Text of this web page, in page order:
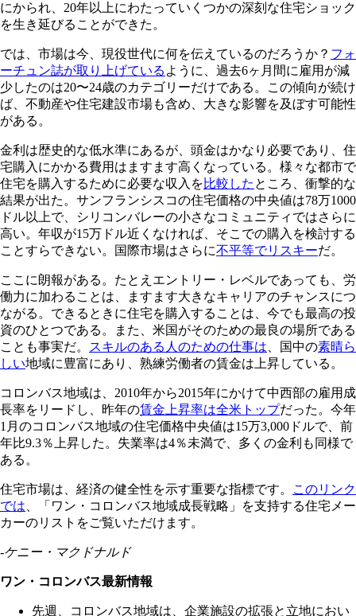
にかられ、20年以上にわたっていくつかの深刻な住宅ショック
を生き延びることができた。
では、市場は今、現役世代に何を伝えているのだろうか？ フォ
ーチュン誌が取り上げている ように、過去6ヶ月間に雇用が減
少したのは20〜24歳のカテゴリーだけである。この傾向が続け
ば、不動産や住宅建設市場も含め、大きな影響を及ぼす可能性
がある。
金利は歴史的な低水準にあるが、頭金はかなり必要であり、住
宅購入にかかる費用はますます高くなっている。様々な都市で
住宅を購入するために必要な収入を比較した ところ、衝撃的な
結果が出た。サンフランシスコの住宅価格の中央値は78万1000
ドル以上で、シリコンバレーの小さなコミュニティではさらに
高い。年収が15万ドル近くなければ、そこでの購入を検討する
ことすらできない。国際市場はさらに不平等でリスキーだ。
ここに朗報がある。たとえエントリー・レベルであっても、労
働力に加わることは、ますます大きなキャリアのチャンスにつ
ながる。できるときに住宅を購入することは、今でも最高の投
資のひとつである。また、米国がそのための最良の場所である
ことも事実だ。
スキルのある人のための仕事は 、国中の素晴ら
しい地域に豊富にあり、熟練労働者の賃金は上昇している。
コロンバス地域は、2010年から2015年にかけて中西部の雇用成
長率をリードし、昨年の賃金上昇率は全米トップだった。今年
1月のコロンバス地域の住宅価格中央値は15万3,000ドルで、前
年比9.3％上昇した。失業率は4％未満で、多くの金利も同様で
ある。
住宅市場は、経済の健全性を示す重要な指標です。
このリンク
では 、「ワン・コロンバス地域成長戦略」を支持する住宅メー
カーのリストをご覧いただけます。
-ケニー・マクドナルド
ワン・コロンバス最新情報
先週、コロンバス地域は、企業施設の拡張と立地におい